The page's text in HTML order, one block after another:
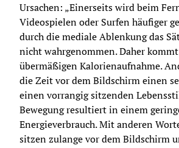
Ursachen: „Einerseits wird beim
Videospielen oder Surfen häufiger
durch die mediale Ablenkung das
nicht wahrgenommen. Daher
übermäßigen Kalorienaufnahme.
die Zeit vor dem Bildschirm einen
einen vorrangig sitzenden
Bewegung resultiert in einem
Energieverbrauch. Mit anderen
sitzen zulange vor dem Bildschirm